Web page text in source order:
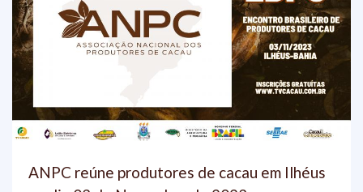
ANPC reúne produtores de cacau em Ilhéus